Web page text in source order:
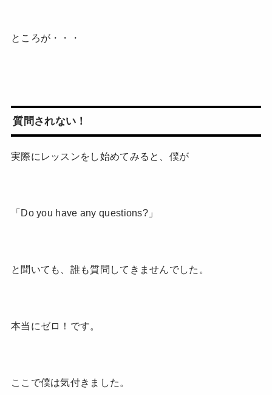
ところが・・・
質問されない！
実際にレッスンをし始めてみると、僕が
「Do you have any questions?」
と聞いても、誰も質問してきませんでした。
本当にゼロ！です。
ここで僕は気付きました。